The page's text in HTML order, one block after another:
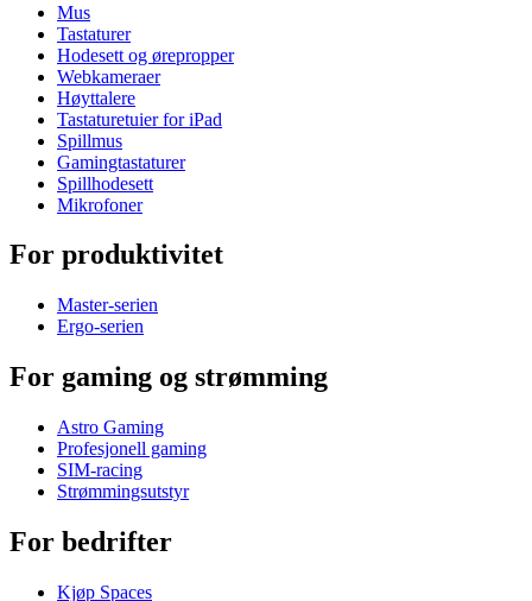
Mus
Tastaturer
Hodesett og ørepropper
Webkameraer
Høyttalere
Tastaturetuier for iPad
Spillmus
Gamingtastaturer
Spillhodesett
Mikrofoner
For produktivitet
Master-serien
Ergo-serien
For gaming og strømming
Astro Gaming
Profesjonell gaming
SIM-racing
Strømmingsutstyr
For bedrifter
Kjøp Spaces